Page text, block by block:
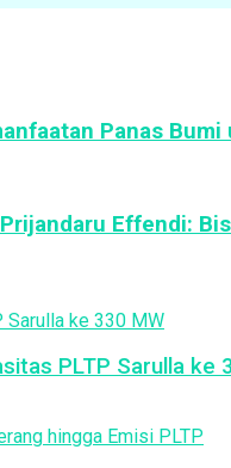
Panas
Effendi:
PLTP Sarulla ke